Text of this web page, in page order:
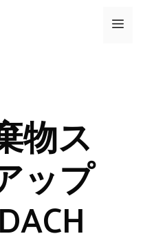
メ
物ス
ップ